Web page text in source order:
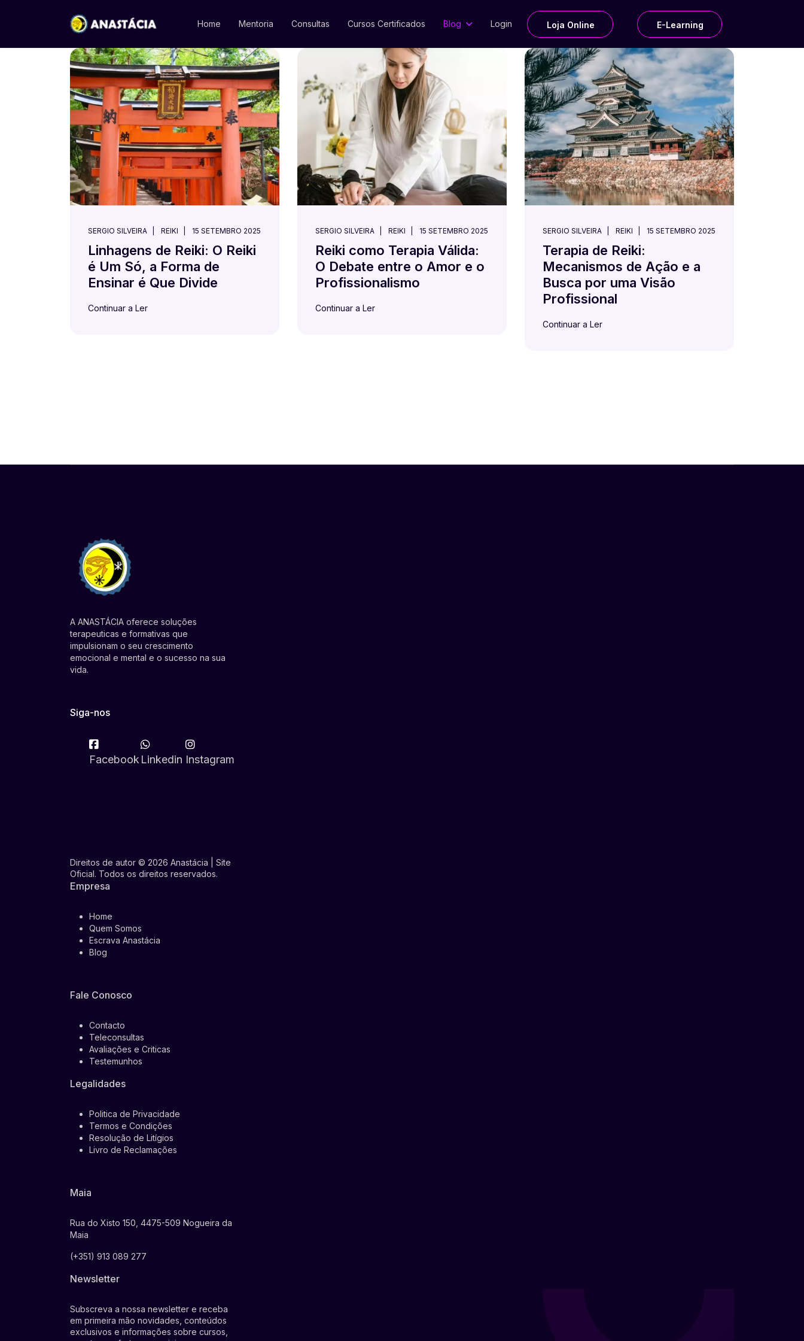
Home Mentoria Consultas Cursos Certificados Blog Login Loja Online E-Learning
SERGIO SILVEIRA REIKI 15 SETEMBRO 2025
Linhagens de Reiki: O Reiki
é Um Só, a Forma de
Ensinar é Que Divide
Continuar a Ler
SERGIO SILVEIRA REIKI 15 SETEMBRO 2025
Reiki como Terapia Válida:
O Debate entre o Amor e o
Profissionalismo
Continuar a Ler
SERGIO SILVEIRA REIKI 15 SETEMBRO 2025
Terapia de Reiki:
Mecanismos de Ação e a
Busca por uma Visão
Profissional
Continuar a Ler
A ANASTÁCIA oferece soluções
terapeuticas e formativas que
impulsionam o seu crescimento
emocional e mental e o sucesso na sua
vida.
Siga-nos
Facebook Linkedin Instagram
Direitos de autor © 2026 Anastácia | Site
Oficial. Todos os direitos reservados.
Empresa
Home
Quem Somos
Escrava Anastácia
Blog
Fale Conosco
Contacto
Teleconsultas
Avaliações e Criticas
Testemunhos
Legalidades
Politica de Privacidade
Termos e Condições
Resolução de Litígios
Livro de Reclamações
Maia
Rua do Xisto 150, 4475-509 Nogueira da
Maia
(+351) 913 089 277
Newsletter
Subscreva a nossa newsletter e receba
em primeira mão novidades, conteúdos
exclusivos e informações sobre cursos,